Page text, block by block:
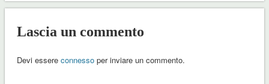
Lascia un commento
Devi essere connessoper inviare un commento.